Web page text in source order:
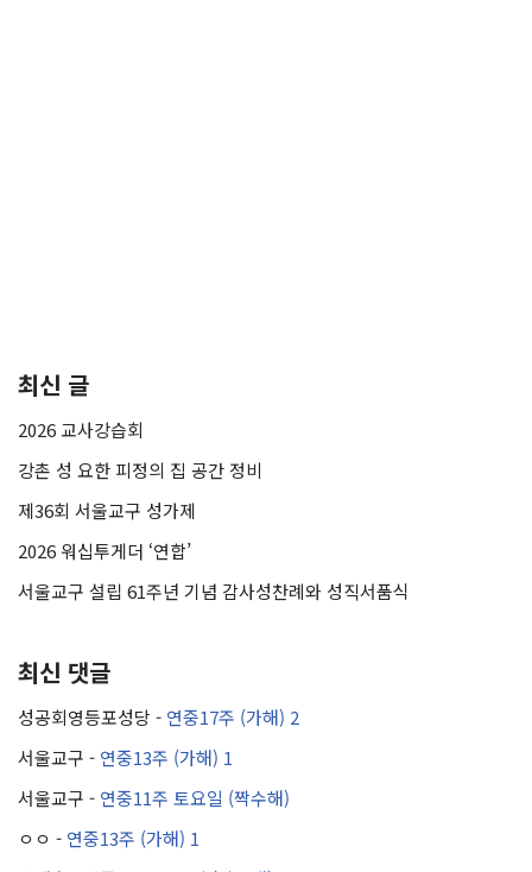
최신 글
2026 교사강습회
강촌 성 요한 피정의 집 공간 정비
제36회 서울교구 성가제
2026 워십투게더 ‘연합’
서울교구 설립 61주년 기념 감사성찬례와 성직서품식
최신 댓글
성공회영등포성당 - 연중17주 (가해) 2
서울교구 - 연중13주 (가해) 1
서울교구 - 연중11주 토요일 (짝수해)
ㅇㅇ - 연중13주 (가해) 1